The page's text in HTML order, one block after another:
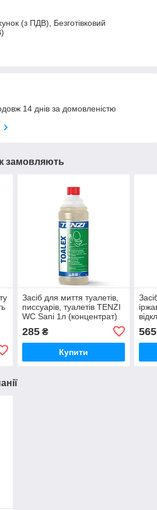
(з ПДВ), Безготівковий
14 днів за домовленістю
замовляють
Засіб для миття туалетів,
писсуарів, туалетів TENZI
WC Sani 1л (концентрат)
285₴
Купити
1л
565